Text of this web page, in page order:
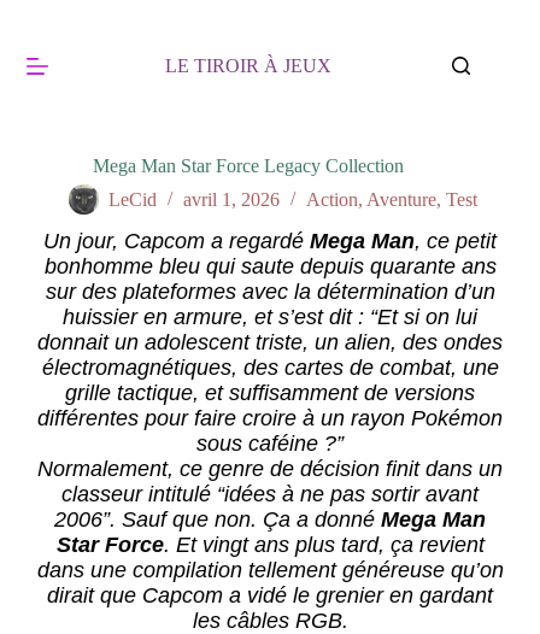
LE TIROIR À JEUX
Mega Man Star Force Legacy Collection
LeCid
avril 1, 2026 Action, Aventure, Test
Un jour, Capcom a regardé Mega Man, ce petit
bonhomme bleu qui saute depuis quarante ans
sur des plateformes avec la détermination d’un
huissier en armure, et s’est dit : “Et si on lui
donnait un adolescent triste, un alien, des ondes
électromagnétiques, des cartes de combat, une
grille tactique, et suffisamment de versions
différentes pour faire croire à un rayon Pokémon
sous caféine ?”
Normalement, ce genre de décision finit dans un
classeur intitulé “idées à ne pas sortir avant
2006”. Sauf que non. Ça a donné Mega Man
Star Force. Et vingt ans plus tard, ça revient
dans une compilation tellement généreuse qu’on
dirait que Capcom a vidé le grenier en gardant
les câbles RGB.